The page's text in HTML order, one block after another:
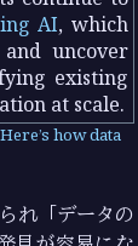
AI, which
uncover
existing
at scale.
how data
れ「データの